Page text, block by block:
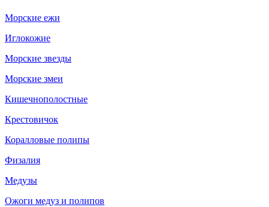
Морские ежи
Иглокожие
Морские звезды
Морские змеи
Кишечнополостные
Крестовичок
Коралловые полипы
Физалия
Медузы
Ожоги медуз и полипов